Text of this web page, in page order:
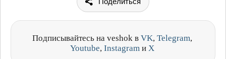
Подписывайтесь на veshok в VK, Telegram,
Youtube, Instagram и X